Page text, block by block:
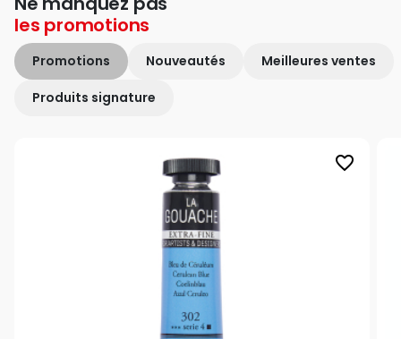
les promotions
Promotions Nouveautés Meilleures ventes
Produits signature
favorite_border